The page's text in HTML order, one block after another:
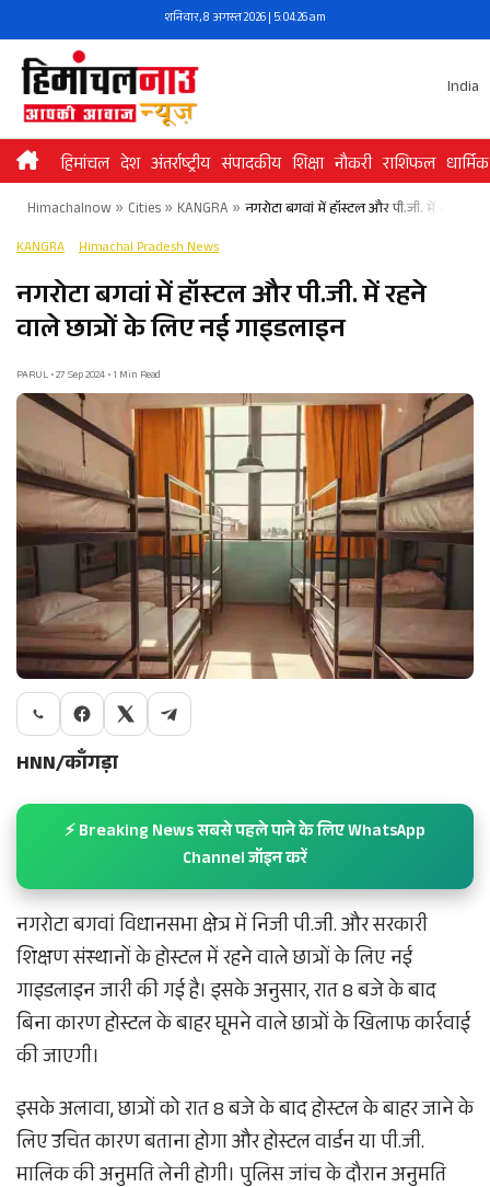
to
content
शनिवार, 8 अगस्त 2026 | 5:04:26 am
India
हिमांचल देश अंतर्राष्ट्रीय संपादकीय शिक्षा नौकरी राशिफल धार्मिक
Himachalnow» Cities» KANGRA » नगरोटा बगवां में हॉस्टल और पी.जी. में रहने
KANGRA Himachal Pradesh News
नगरोटा बगवां में हॉस्टल और पी.जी. में रहने
वाले छात्रों के लिए नई गाइडलाइन
PARUL • 27 Sep 2024 • 1 Min Read
HNN/काँगड़ा
⚡ Breaking News सबसे पहले पाने के लिए WhatsApp
Channel जॉइन करें
नगरोटा बगवां विधानसभा क्षेत्र में निजी पी.जी. और सरकारी
शिक्षण संस्थानों के होस्टल में रहने वाले छात्रों के लिए नई
गाइडलाइन जारी की गई है। इसके अनुसार, रात 8 बजे के बाद
बिना कारण होस्टल के बाहर घूमने वाले छात्रों के खिलाफ कार्रवाई
की जाएगी।
इसके अलावा, छात्रों को रात 8 बजे के बाद होस्टल के बाहर जाने के
लिए उचित कारण बताना होगा और होस्टल वार्डन या पी.जी.
मालिक की अनुमति लेनी होगी। पुलिस जांच के दौरान अनुमति